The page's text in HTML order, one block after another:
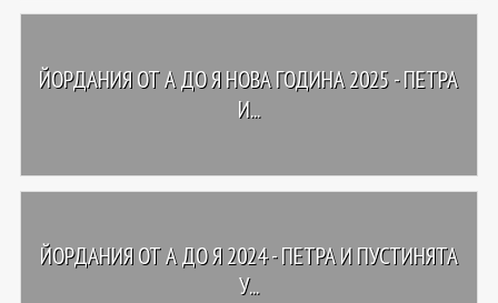
ЙОРДАНИЯ ОТ А ДО Я НОВА ГОДИНА 2025 - ПЕТРА
И...
ЙОРДАНИЯ ОТ А ДО Я 2024 - ПЕТРА И ПУСТИНЯТА
У...